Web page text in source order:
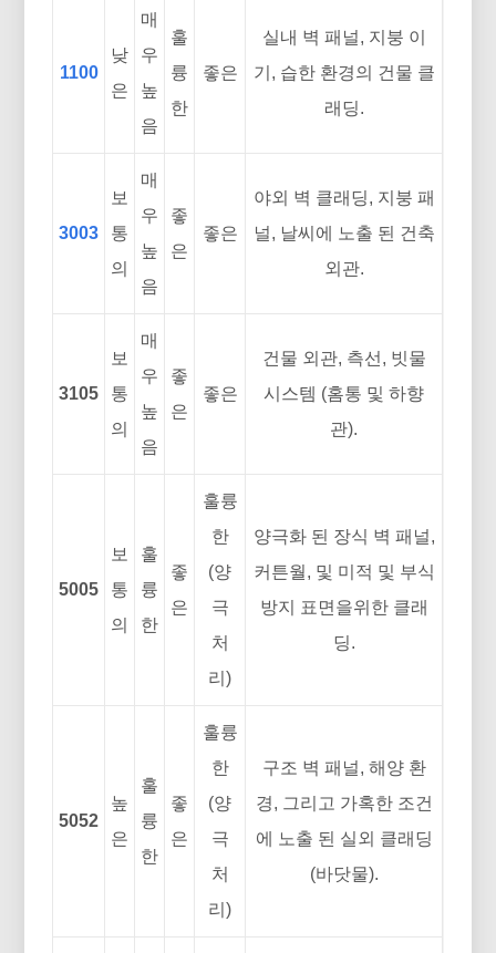
1100
낮
은
매
우
높
음
훌
륭
한
좋은
실내 벽 패널, 지붕 이
기, 습한 환경의 건물 클
래딩.
3003
보
통
의
매
우
높
음
좋
은
좋은
야외 벽 클래딩, 지붕 패
널, 날씨에 노출 된 건축
외관.
3105
보
통
의
매
우
높
음
좋
은
좋은
건물 외관, 측선, 빗물
시스템 (홈통 및 하향
관).
5005
보
통
의
훌
륭
한
좋
은
훌륭
한
(양
극
처
리)
양극화 된 장식 벽 패널,
커튼월, 및 미적 및 부식
방지 표면을위한 클래
딩.
5052
높
은
훌
륭
한
좋
은
훌륭
한
(양
극
처
리)
구조 벽 패널, 해양 환
경, 그리고 가혹한 조건
에 노출 된 실외 클래딩
(바닷물).